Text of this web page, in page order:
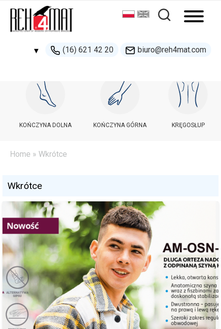
▾ (16) 621 42 20 biuro@reh4mat.com
500 132 274
handel@reh4mat.com
KOŃCZYNA DOLNA KOŃCZYNA GÓRNA KRĘGOSŁUP
Home » Wkrótce
Wkrótce